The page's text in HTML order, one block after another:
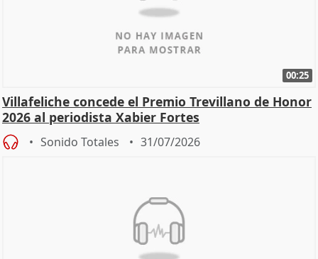
00:25
Villafeliche concede el Premio Trevillano de Honor
2026 al periodista Xabier Fortes
Sonido Totales 31/07/2026